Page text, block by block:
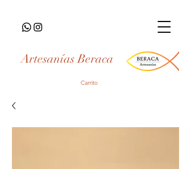
Carrito
Artesanías Beraca